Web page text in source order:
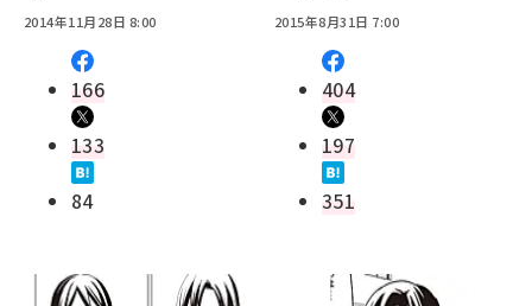
2014年11月28日 8:00
166
133
84
2015年8月31日 7:00
404
197
351